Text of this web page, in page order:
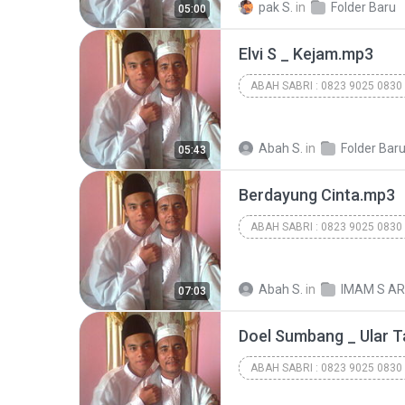
05:00 ABAH SABRI : 0823 9025 0830
pak S. in Folder Baru
05:43
Elvi S _ Kejam.mp3
ABAH SABRI : 0823 9025 0830
ABAH SABRI : 0823 9025 0830
Abah S. in Folder Baru
07:03
Berdayung Cinta.mp3
ABAH SABRI : 0823 9025 0830
ABAH SABRI : 0823 9025 0830
Abah S. in IMAM S
Doel Sumbang _ Ular
ABAH SABRI : 0823 9025 0830